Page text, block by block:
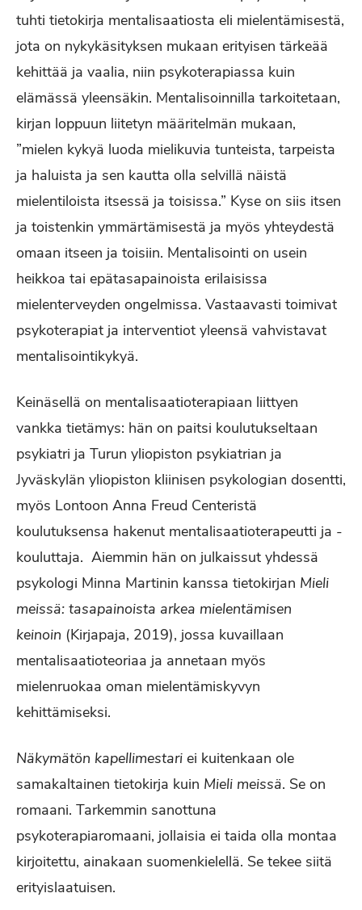
tuhti tietokirja mentalisaatiosta eli mielentämisestä,
jota on nykykäsityksen mukaan erityisen tärkeää
kehittää ja vaalia, niin psykoterapiassa kuin
elämässä yleensäkin. Mentalisoinnilla tarkoitetaan,
kirjan loppuun liitetyn määritelmän mukaan,
”mielen kykyä luoda mielikuvia tunteista, tarpeista
ja haluista ja sen kautta olla selvillä näistä
mielentiloista itsessä ja toisissa.” Kyse on siis itsen
ja toistenkin ymmärtämisestä ja myös yhteydestä
omaan itseen ja toisiin. Mentalisointi on usein
heikkoa tai epätasapainoista erilaisissa
mielenterveyden ongelmissa. Vastaavasti toimivat
psykoterapiat ja interventiot yleensä vahvistavat
mentalisointikykyä.
Keinäsellä on mentalisaatioterapiaan liittyen
vankka tietämys: hän on paitsi koulutukseltaan
psykiatri ja Turun yliopiston psykiatrian ja
Jyväskylän yliopiston kliinisen psykologian dosentti,
myös Lontoon Anna Freud Centeristä
koulutuksensa hakenut mentalisaatioterapeutti ja -
kouluttaja. Aiemmin hän on julkaissut yhdessä
psykologi Minna Martinin kanssa tietokirjan Mieli
meissä: tasapainoista arkea mielentämisen
keinoin (Kirjapaja, 2019), jossa kuvaillaan
mentalisaatioteoriaa ja annetaan myös
mielenruokaa oman mielentämiskyvyn
kehittämiseksi.
Näkymätön kapellimestari ei kuitenkaan ole
samakaltainen tietokirja kuin Mieli meissä. Se on
romaani. Tarkemmin sanottuna
psykoterapiaromaani, jollaisia ei taida olla montaa
kirjoitettu, ainakaan suomenkielellä. Se tekee siitä
erityislaatuisen.